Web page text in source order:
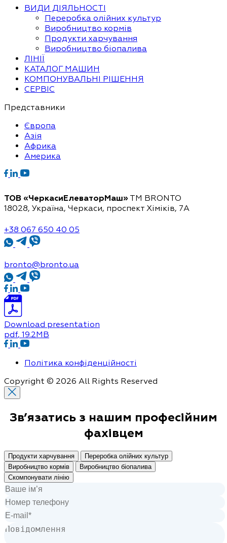
ВИДИ ДІЯЛЬНОСТІ
Переробка олійних культур
Виробництво кормів
Продукти харчування
Виробництво біопалива
ЛІНІЇ
КАТАЛОГ МАШИН
КОМПОНУВАЛЬНІ РІШЕННЯ
СЕРВІС
Представники
Європа
Азія
Африка
Америка
ТОВ «ЧеркасиЕлеваторМаш» ТМ BRONTO
18028, Україна, Черкаси, проспект Хіміків, 7А
+38 067 650 40 05
bronto@bronto.ua
Download presentation
pdf, 19.2MB
Політика конфіденційності
Copyright © 2026 All Rights Reserved
Зв’язатись з нашим професійним
фахівцем
Продукти харчування
Переробка олійних культур
Виробництво кормів
Виробництво біопалива
Скомпонувати лінію